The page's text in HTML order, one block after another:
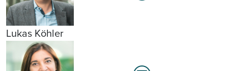
Lukas Köhler